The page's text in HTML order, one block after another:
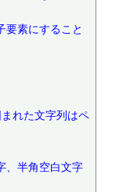
素にすること
れた文字列はペ
、半角空白文字